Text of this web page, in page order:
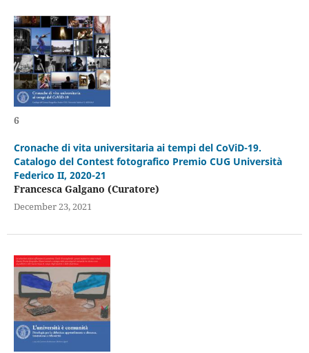
6
Cronache di vita universitaria ai tempi del CoViD-19.
Catalogo del Contest fotografico Premio CUG Università
Federico II, 2020-21
Francesca Galgano (Curatore)
December 23, 2021